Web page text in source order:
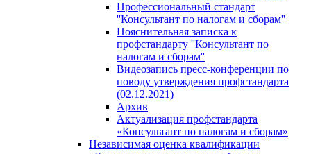
Профессиональный стандарт
''Консультант по налогам и сборам''
Пояснительная записка к
профстандарту ''Консультант по
налогам и сборам''
Видеозапись пресс-конференции по
поводу утверждения профстандарта
(02.12.2021)
Архив
Актуализация профстандарта
«Консультант по налогам и сборам»
Независимая оценка квалификации